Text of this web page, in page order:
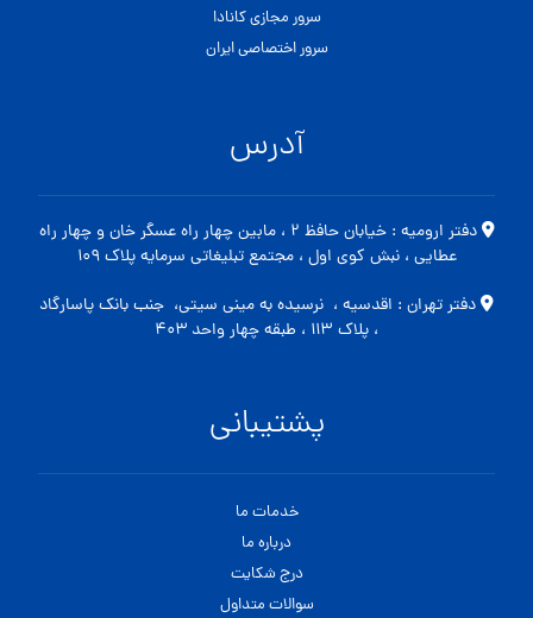
سرور مجازی کانادا
سرور اختصاصی ایران
آدرس
دفتر ارومیه : خیابان حافظ ۲ ، مابین چهار راه عسگر خان و چهار راه
عطایی ، نبش کوی اول ، مجتمع تبلیغاتی سرمایه پلاک ۱۰۹
دفتر تهران : اقدسیه ، نرسیده به مینی سیتی، جنب بانک پاسارگاد
، پلاک ۱۱۳ ، طبقه چهار واحد ۴۰۳
پشتیبانی
خدمات ما
درباره ما
درج شکایت
سوالات متداول